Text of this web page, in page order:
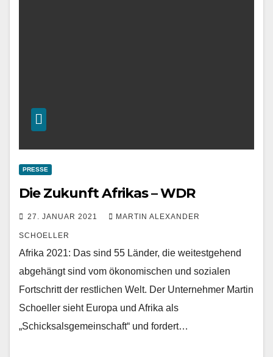
PRESSE
Die Zukunft Afrikas – WDR
27. JANUAR 2021 MARTIN ALEXANDER
SCHOELLER
Afrika 2021: Das sind 55 Länder, die weitestgehend
abgehängt sind vom ökonomischen und sozialen
Fortschritt der restlichen Welt. Der Unternehmer Martin
Schoeller sieht Europa und Afrika als
„Schicksalsgemeinschaft“ und fordert…